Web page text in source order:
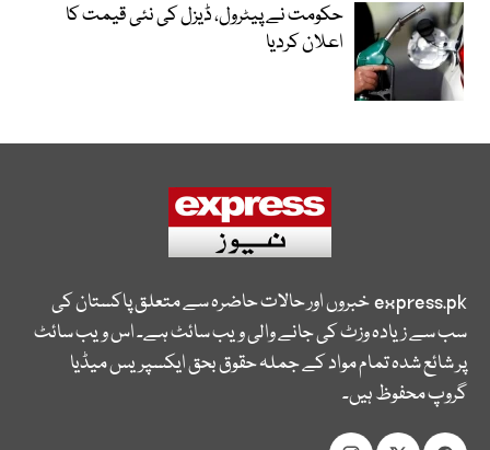
حکومت نے پیٹرول، ڈیزل کی نئی قیمت کا
اعلان کردیا
express.pkخبروں اور حالات حاضرہ سے متعلق پاکستان کی
سب سے زیادہ وزٹ کی جانے والی ویب سائٹ ہے۔ اس ویب سائٹ
پر شائع شدہ تمام مواد کے جملہ حقوق بحق ایکسپریس میڈیا
گروپ محفوظ ہیں۔